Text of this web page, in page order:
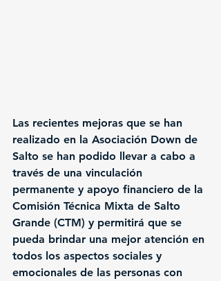
Las recientes mejoras que se han
realizado en la Asociación Down de
Salto se han podido llevar a cabo a
través de una vinculación
permanente y apoyo financiero de la
Comisión Técnica Mixta de Salto
Grande (CTM) y permitirá que se
pueda brindar una mejor atención en
todos los aspectos sociales y
emocionales de las personas con